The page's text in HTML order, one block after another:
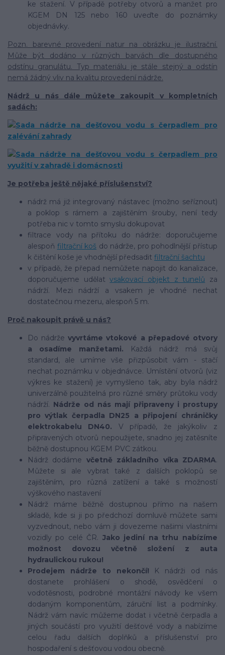
ke stažení. V případě potřeby otvorů a manžet pro
KGEM DN 125 nebo 160 uveďte do poznámky
objednávky.
Pozn. barevné provedení natur na obrázku je ilustrační.
Může být dodáno v různých barvách dle dostupného
odstínu granulátu. Typ materiálu je stále stejný a odstín
nemá žádný vliv na kvalitu provedení nádrže.
Nádrž u nás dále můžete zakoupit v kompletních
sadách:
Je potřeba ještě nějaké příslušenství?
nádrž má již integrovaný nástavec (možno seříznout)
a poklop s rámem a zajištěním šrouby, není tedy
potřeba nic v tomto smyslu dokupovat
filtrace vody na přítoku do nádrže: doporučujeme
alespoň filtrační koš do nádrže, pro pohodlnější přístup
k čištění koše je vhodnější předsadit filtrační šachtu
v případě, že přepad nemůžete napojit do kanalizace,
doporučujeme udělatvsakovací objekt z tunelů za
nádrží. Mezi nádrží a vsakem je vhodné nechat
dostatečnou mezeru, alespoň 5 m.
Proč nakoupit právě u nás?
Do nádrževyvrtáme vtokové a přepadové otvory
a osadíme manžetami. Každá nádrž má svůj
standard, ale umíme vše přizpůsobit vám - stačí
nechat poznámku v objednávce. Umístění otvorů (viz
výkres ke stažení) je vymyšleno tak, aby byla nádrž
univerzálně použitelná pro různé směry průtoku vody
nádrží. Nádrže od nás mají připraveny i prostupy
pro výtlak čerpadla DN25 a připojení chráničky
elektrokabelu DN40. V případě, že jakýkoliv z
připravených otvorů nepoužijete, snadno jej zatěsníte
běžně dostupnou KGEM PVC zátkou.
Nádrž dodáme včetně základního víka ZDARMA.
Můžete si ale vybrat také z dalších poklopů se
zajištěním, pro různá zatížení a také s možností
výškového nastavení
Nádrž máme běžně dostupnou přímo na našem
skladě, kde si ji po předchozí domluvě můžete sami
vyzvednout, nebo vám ji dovezeme našimi vlastními
vozidly po celé ČR. Jako jediní na trhu nabízíme
možnost dovozu včetně složení z auta
hydraulickou rukou!
Prodejem nádrže to nekončí! K nádrži od nás
dostanete prohlášení o shodě, osvědčení o
vodotěsnosti, podrobné montážní návody ke všem
dodaným komponentům, záruční list a podmínky.
Nádrž vám navíc můžeme dodat i včetně čerpadla a
jiných součástí pro využití dešťové vody a nabízíme
celou řadu dalších doplňků a příslušenství pro
hospodaření s dešťovou vodou obecně.